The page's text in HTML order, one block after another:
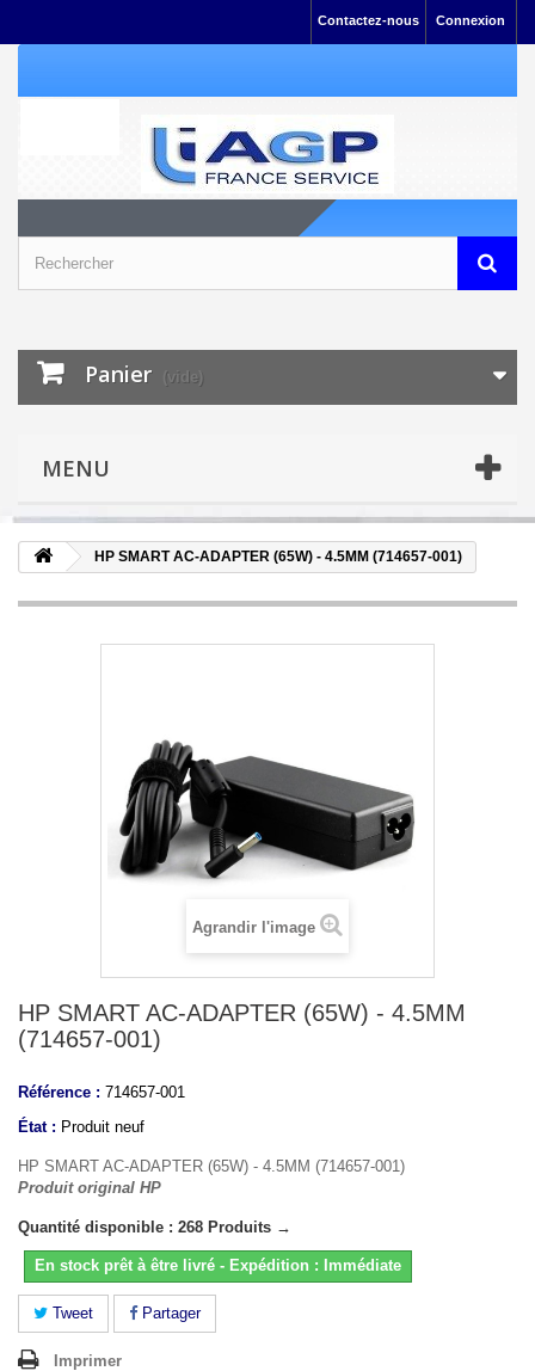
Connexion
Contactez-nous
Panier (vide)
MENU
HP SMART AC-ADAPTER (65W) - 4.5MM (714657-001)
Agrandir l'image
HP SMART AC-ADAPTER (65W) - 4.5MM
(714657-001)
Référence : 714657-001
État : Produit neuf
HP SMART AC-ADAPTER (65W) - 4.5MM (714657-001)
Produit original HP
Quantité disponible : 268 Produits →
En stock prêt à être livré - Expédition : Immédiate
Tweet Partager
Imprimer